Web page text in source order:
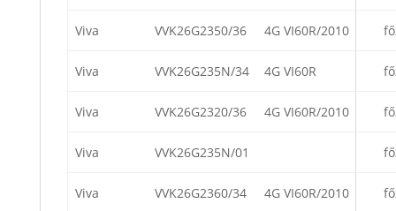
Viva VVK26G2350/36 4G VI60R/2010
Viva VVK26G235N/34 4G VI60R
Viva VVK26G2320/36 4G VI60R/2010
Viva VVK26G235N/01
Viva VVK26G2360/34 4G VI60R/2010